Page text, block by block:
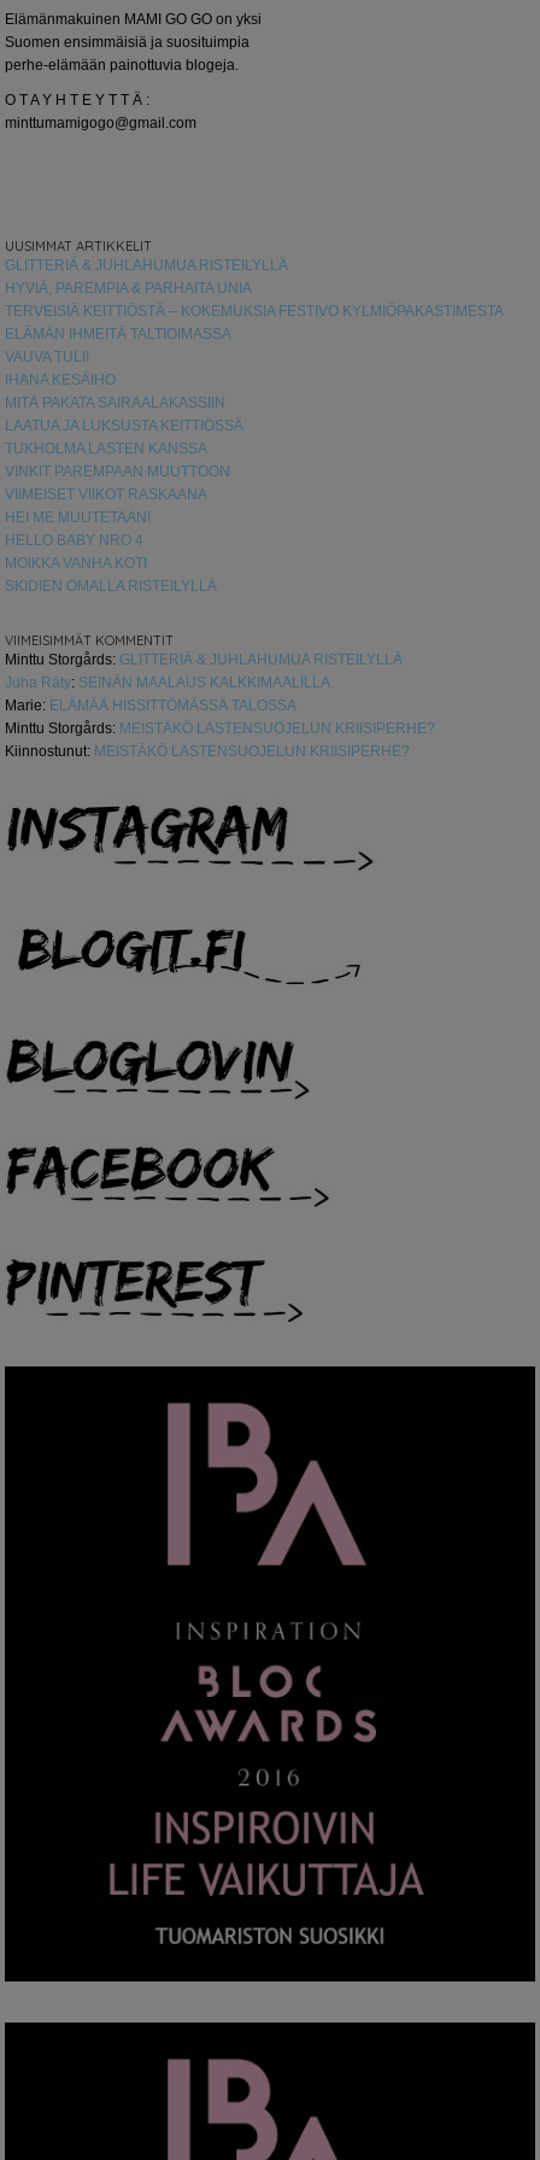
Elämänmakuinen MAMI GO GO on yksi
Suomen ensimmäisiä ja suosituimpia
perhe-elämään painottuvia blogeja.
O T A Y H T E Y T T Ä :
minttumamigogo@gmail.com
UUSIMMAT ARTIKKELIT
GLITTERIÄ & JUHLAHUMUA RISTEILYLLÄ
HYVIÄ, PAREMPIA & PARHAITA UNIA
TERVEISIÄ KEITTIÖSTÄ – KOKEMUKSIA FESTIVO KYLMIÖPAKASTIMESTA
ELÄMÄN IHMEITÄ TALTIOIMASSA
VAUVA TULI!
IHANA KESÄIHO
MITÄ PAKATA SAIRAALAKASSIIN
LAATUA JA LUKSUSTA KEITTIÖSSÄ
TUKHOLMA LASTEN KANSSA
VINKIT PAREMPAAN MUUTTOON
VIIMEISET VIIKOT RASKAANA
HEI ME MUUTETAAN!
HELLO BABY NRO 4
MOIKKA VANHA KOTI
SKIDIEN OMALLA RISTEILYLLÄ
VIIMEISIMMÄT KOMMENTIT
Minttu Storgårds: GLITTERIÄ & JUHLAHUMUA RISTEILYLLÄ
Juha Räty: SEINÄN MAALAUS KALKKIMAALILLA
Marie: ELÄMÄÄ HISSITTÖMÄSSÄ TALOSSA
Minttu Storgårds: MEISTÄKÖ LASTENSUOJELUN KRIISIPERHE?
Kiinnostunut: MEISTÄKÖ LASTENSUOJELUN KRIISIPERHE?